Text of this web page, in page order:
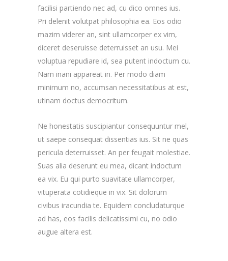
facilisi partiendo nec ad, cu dico omnes ius.
Pri delenit volutpat philosophia ea. Eos odio
mazim viderer an, sint ullamcorper ex vim,
diceret deseruisse deterruisset an usu. Mei
voluptua repudiare id, sea putent indoctum cu.
Nam inani appareat in. Per modo diam
minimum no, accumsan necessitatibus at est,
utinam doctus democritum.
Ne honestatis suscipiantur consequuntur mel,
ut saepe consequat dissentias ius. Sit ne quas
pericula deterruisset. An per feugait molestiae.
Suas alia deserunt eu mea, dicant indoctum
ea vix. Eu qui purto suavitate ullamcorper,
vituperata cotidieque in vix. Sit dolorum
civibus iracundia te. Equidem concludaturque
ad has, eos facilis delicatissimi cu, no odio
augue altera est.